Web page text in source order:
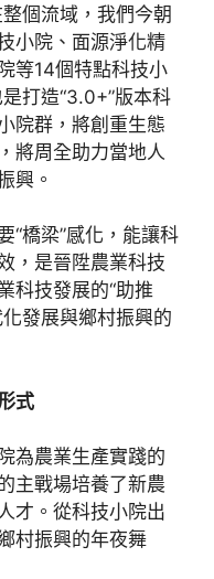
個流域，我們今朝
小院、面源淨化精
等14個特點科技小
打造“3.0+”版本科
院群，將創重生態
將周全助力當地人
興。
“橋梁”感化，能讓科
，是晉陞農業科技
科技發展的“助推
發展與鄉村振興的
式
為農業生產實踐的
主戰場培養了新農
才。從科技小院出
村振興的年夜舞